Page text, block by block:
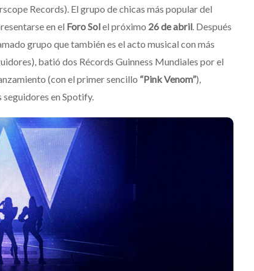
Records). El grupo de chicas más popular del
en el Foro Solel próximo 26 de abril. Después
grupo que también es el acto musical con más
batió dos Récords Guinness Mundiales por el
(con el primer sencillo “Pink Venom”),
seguidores en Spotify.
Destino Dos Equis 2026: La
gran celebración sonora